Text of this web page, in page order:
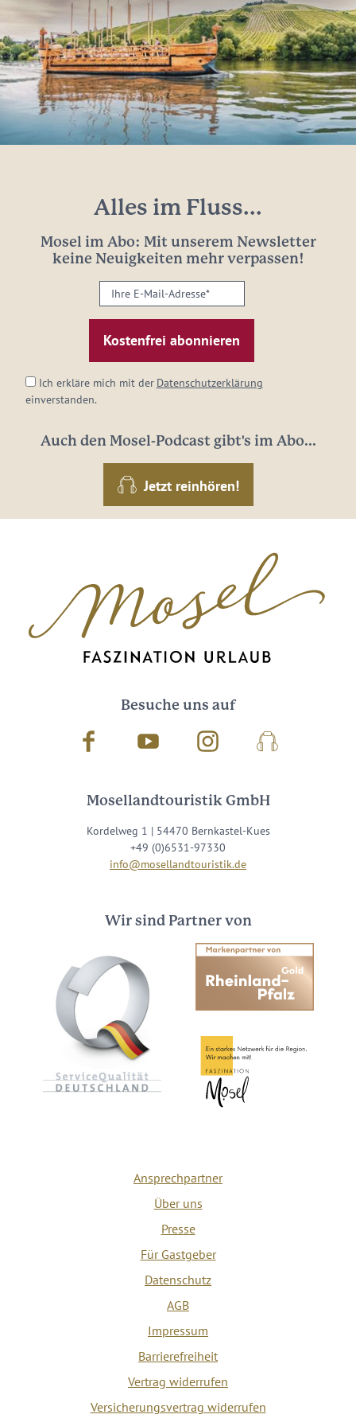
Alles im Fluss...
Mosel im Abo: Mit unserem Newsletter
keine Neuigkeiten mehr verpassen!
Ihre
E-
Mail-
Adresse:
Ich erkläre mich mit der Datenschutzerklärung
einverstanden.
Auch den Mosel-Podcast gibt's im Abo...
Jetzt reinhören!
Besuche uns auf
Facebook Youtube InstagramPodcast
Mosellandtouristik GmbH
Kordelweg 1 | 54470 Bernkastel-Kues
+49 (0)6531-97330
info@mosellandtouristik.de
Wir sind Partner von
Ansprechpartner
Über uns
Presse
Für Gastgeber
Datenschutz
AGB
Impressum
Barrierefreiheit
Vertrag widerrufen
Versicherungsvertrag widerrufen